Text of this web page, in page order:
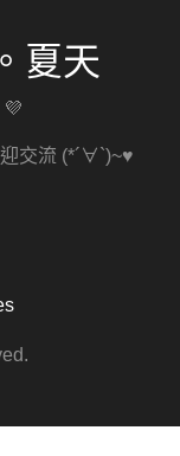
夏天
交流 (*´∀`)~♥